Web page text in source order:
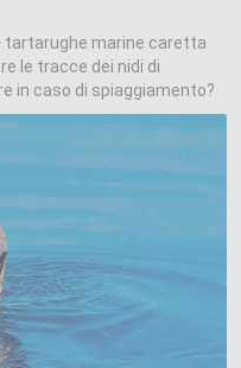
tartarughe marine caretta
le tracce dei nidi di
in caso di spiaggiamento?